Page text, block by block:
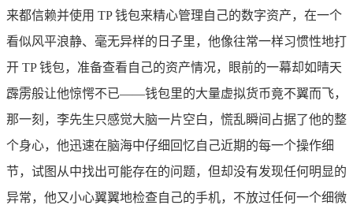
来都信赖并使用 TP 钱包来精心管理自己的数字资产，在一个
看似风平浪静、毫无异样的日子里，他像往常一样习惯性地打
开 TP 钱包，准备查看自己的资产情况，眼前的一幕却如晴天
霹雳般让他惊愕不已——钱包里的大量虚拟货币竟不翼而飞，
那一刻，李先生只感觉大脑一片空白，慌乱瞬间占据了他的整
个身心，他迅速在脑海中仔细回忆自己近期的每一个操作细
节，试图从中找出可能存在的问题，但却没有发现任何明显的
异常，他又小心翼翼地检查自己的手机，不放过任何一个细微